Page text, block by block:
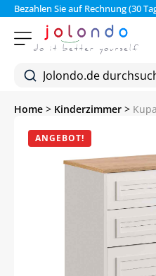
Bezahlen Sie auf Rechnung (30
Home > Kinderzimmer >
ANGEBOT!